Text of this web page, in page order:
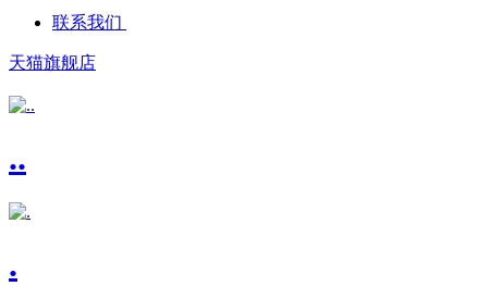
联系我们
天猫旗舰店
..
.